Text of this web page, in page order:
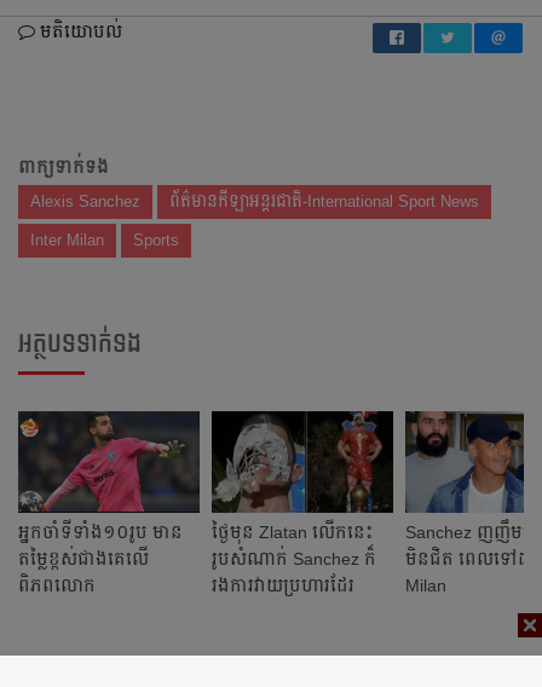
មតិយោបល់
ពាក្យទាក់ទង
Alexis Sanchez ព័ត៌មានកីឡាអន្តរជាតិ-International Sport News
Inter Milan Sports
អត្ថបទទាក់ទង
អ្នកចាំទីទាំង១០រូប មាន​
តម្លៃ​ខ្ពស់ជាងគេ​លើ​
ពិភពលោក
ថ្ងៃ​មុន Zlatan លើក​នេះ
រូប​សំណាក់ Sanchez ក៏​
រង​ការ​វាយ​ប្រហារ​ដែរ
Sanchez ញញឹម​បិ
មិន​ជិត ពេល​ទៅ​ដ
Milan